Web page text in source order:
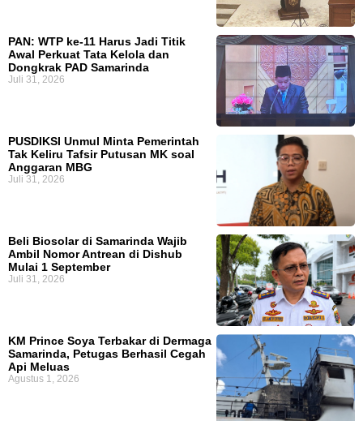
PAN: WTP ke-11 Harus Jadi Titik
Awal Perkuat Tata Kelola dan
Dongkrak PAD Samarinda
Juli 31, 2026
PUSDIKSI Unmul Minta Pemerintah
Tak Keliru Tafsir Putusan MK soal
Anggaran MBG
Juli 31, 2026
Beli Biosolar di Samarinda Wajib
Ambil Nomor Antrean di Dishub
Mulai 1 September
Juli 31, 2026
KM Prince Soya Terbakar di Dermaga
Samarinda, Petugas Berhasil Cegah
Api Meluas
Agustus 1, 2026